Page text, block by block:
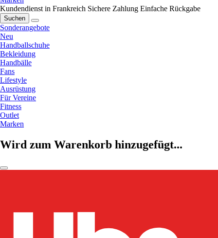
Kundendienst in Frankreich Sichere Zahlung Einfache Rückgabe
Suchen
Sonderangebote
Neu
Handballschuhe
Bekleidung
Handbälle
Fans
Lifestyle
Ausrüstung
Für Vereine
Fitness
Outlet
Marken
Wird zum Warenkorb hinzugefügt...